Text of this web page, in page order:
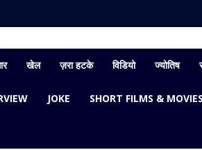
खेल ज़रा हटके विडियो ज्योतिष
JOKE SHORT FILMS & MOVIES